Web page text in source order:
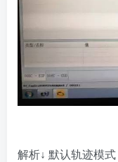
解析↓ 默认轨迹模式